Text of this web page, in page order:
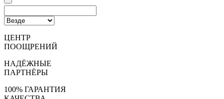
ЦЕНТР
ПООЩРЕНИЙ
НАДЁЖНЫЕ
ПАРТНЁРЫ
100% ГАРАНТИЯ